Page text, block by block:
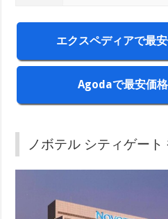
エクスペディアで最
Agodaで最安価
ノボテル シティゲート